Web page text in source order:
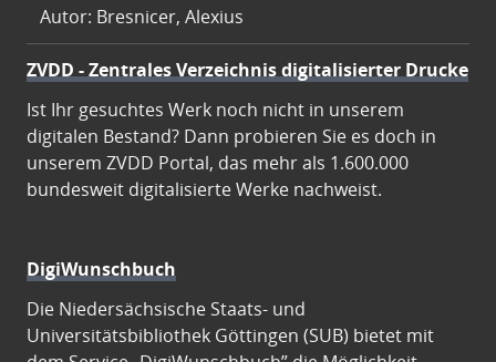
Autor: Bresnicer, Alexius
ZVDD - Zentrales Verzeichnis digitalisierter Drucke
Ist Ihr gesuchtes Werk noch nicht in unserem
digitalen Bestand? Dann probieren Sie es doch in
unserem ZVDD Portal, das mehr als 1.600.000
bundesweit digitalisierte Werke nachweist.
DigiWunschbuch
Die Niedersächsische Staats- und
Universitätsbibliothek Göttingen (SUB) bietet mit